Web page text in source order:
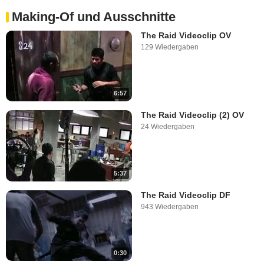
Making-Of und Ausschnitte
6:57
The Raid Videoclip OV
129 Wiedergaben
5:37
The Raid Videoclip (2) OV
24 Wiedergaben
0:30
The Raid Videoclip DF
943 Wiedergaben